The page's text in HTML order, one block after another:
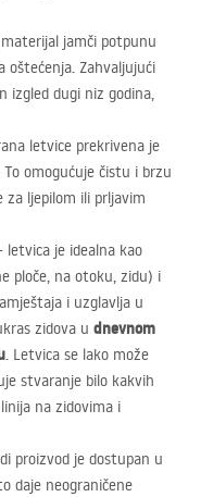
jamči potpunu
oštećenja. Zahvaljujući
izgled dugi niz godina,
letvice prekrivena je
omogućuje čistu i brzu
za ljepilom ili prljavim
letvica je idealna kao
ploče, na otoku, zidu) i
i uzglavlja u
zidova u dnevnom
. Letvica se lako može
stvaranje bilo kakvih
na zidovima i
proizvod je dostupan u
daje neograničene